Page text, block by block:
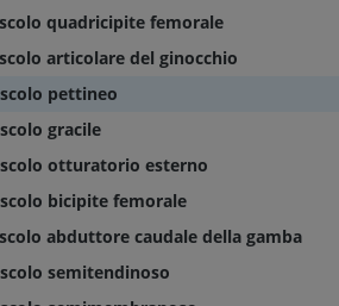
quadricipite femorale
articolare del ginocchio
pettineo
gracile
otturatorio esterno
bicipite femorale
abduttore caudale della gamba
semitendinoso
Toro e mucca - Osteologia
Illustrazioni